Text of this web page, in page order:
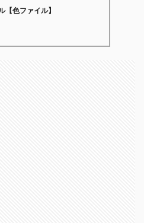
色ファイル】